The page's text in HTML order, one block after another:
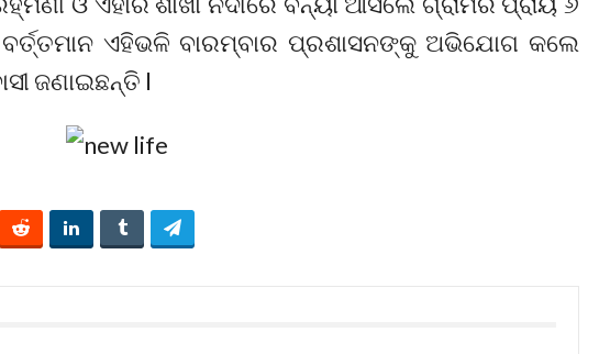
ଏହିଭଳି ବାରମ୍ବାର ପ୍ରଶାସନଙ୍କୁ ଅଭିଯୋଗ କଲେ
ଜଣାଇଛନ୍ତି l